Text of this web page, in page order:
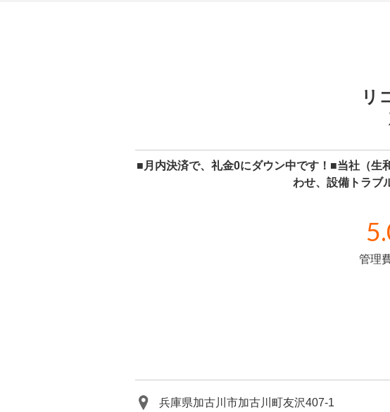
リ
■月内決済で、礼金0にダウン中です！■当社（生
わせ、設備トラブ
管理
兵庫県加古川市加古川町友沢407-1